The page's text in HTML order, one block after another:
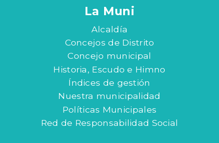
La Muni
Alcaldía
Concejos de Distrito
Concejo municipal
Historia, Escudo e Himno
Índices de gestión
Nuestra municipalidad
Políticas Municipales
Red de Responsabilidad Social